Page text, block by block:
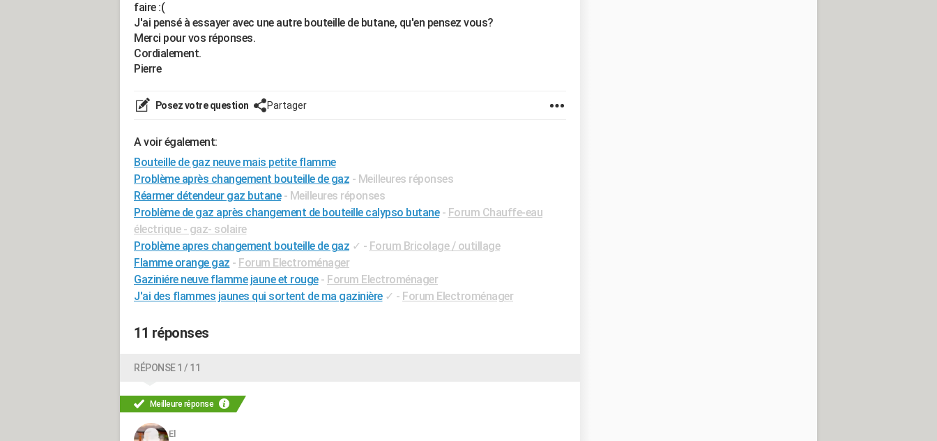
faire :(
J'ai pensé à essayer avec une autre bouteille de butane, qu'en pensez vous?
Merci pour vos réponses.
Cordialement.
Pierre
Posez votre question Partager
A voir également:
Bouteille de gaz neuve mais petite flamme
Problème après changement bouteille de gaz - Meilleures réponses
Réarmer détendeur gaz butane - Meilleures réponses
Problème de gaz après changement de bouteille calypso butane - Forum Chauffe-eau
électrique - gaz- solaire
Problème apres changement bouteille de gaz ✓ - Forum Bricolage / outillage
Flamme orange gaz - Forum Electroménager
Gaziniére neuve flamme jaune et rouge - Forum Electroménager
J'ai des flammes jaunes qui sortent de ma gazinière ✓ - Forum Electroménager
11 réponses
RÉPONSE 1 / 11
Meilleure réponse
El